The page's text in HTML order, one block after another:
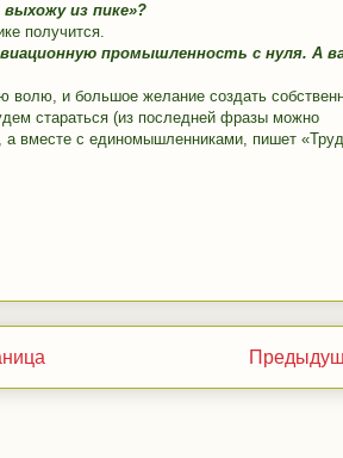
из пике»?
получится.
промышленность с нуля. А
и большое желание создать
стараться (из последней фразы можно
вместе с единомышленниками, пишет